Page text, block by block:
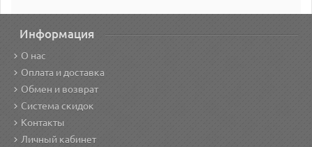
Информация
О нас
Оплата и доставка
Обмен и возврат
Система скидок
Контакты
Личный кабинет